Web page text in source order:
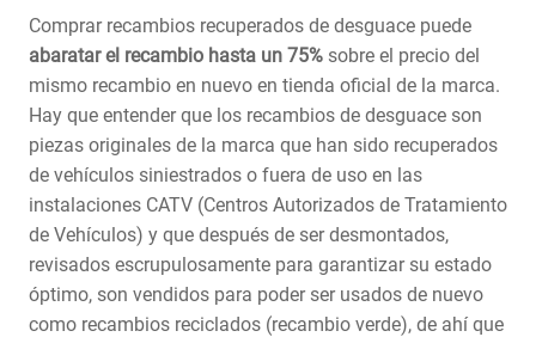
Comprar recambios recuperados de desguace puede
abaratar el recambio hasta un 75% sobre el precio del
mismo recambio en nuevo en tienda oficial de la marca.
Hay que entender que los recambios de desguace son
piezas originales de la marca que han sido recuperados
de vehículos siniestrados o fuera de uso en las
instalaciones CATV (Centros Autorizados de Tratamiento
de Vehículos) y que después de ser desmontados,
revisados escrupulosamente para garantizar su estado
óptimo, son vendidos para poder ser usados de nuevo
como recambios reciclados (recambio verde), de ahí que